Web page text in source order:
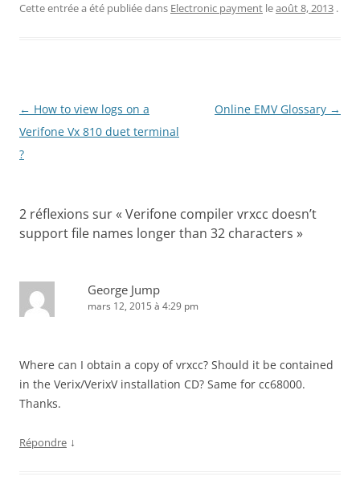
Cette entrée a été publiée dans Electronic payment leaoût 8, 2013 .
Navigation
des
articles
← How to view logs on a
Verifone Vx 810 duet terminal
?
Online EMV Glossary →
2 réflexions sur « Verifone compiler vrxcc doesn’t
support file names longer than 32 characters »
George Jump
mars 12, 2015 à 4:29 pm
Where can I obtain a copy of vrxcc? Should it be contained
in the Verix/VerixV installation CD? Same for cc68000.
Thanks.
Répondre ↓